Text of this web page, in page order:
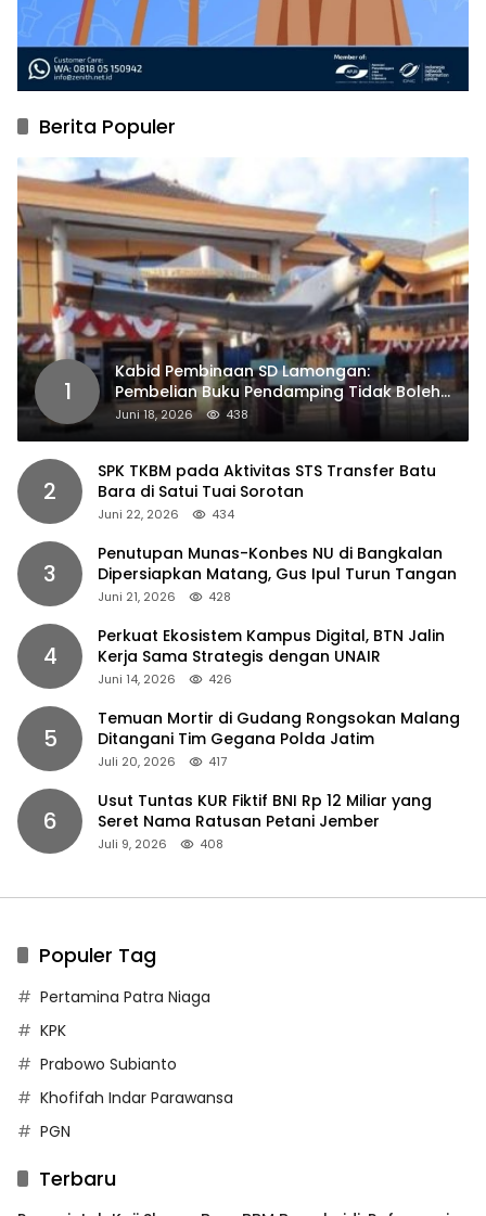
Berita Populer
1
Kabid Pembinaan SD Lamongan:
Pembelian Buku Pendamping Tidak Boleh
Dipaksakan
Juni 18, 2026 438
2
SPK TKBM pada Aktivitas STS Transfer Batu
Bara di Satui Tuai Sorotan
Juni 22, 2026 434
3
Penutupan Munas-Konbes NU di Bangkalan
Dipersiapkan Matang, Gus Ipul Turun Tangan
Juni 21, 2026 428
4
Perkuat Ekosistem Kampus Digital, BTN Jalin
Kerja Sama Strategis dengan UNAIR
Juni 14, 2026 426
5
Temuan Mortir di Gudang Rongsokan Malang
Ditangani Tim Gegana Polda Jatim
Juli 20, 2026 417
6
Usut Tuntas KUR Fiktif BNI Rp 12 Miliar yang
Seret Nama Ratusan Petani Jember
Juli 9, 2026 408
Populer Tag
Pertamina Patra Niaga
KPK
Prabowo Subianto
Khofifah Indar Parawansa
PGN
Terbaru